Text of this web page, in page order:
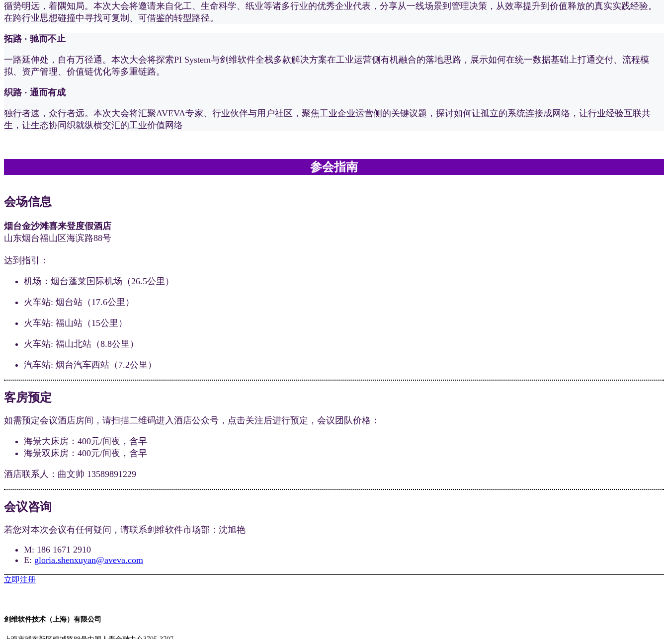
循势明远，着隅知局。本次大会将邀请来自化工、生命科学、纸业等诸多行业的优秀企业代表，分享从一线场景到管理决策，从效率提升到价值释放的真实实践经验。
在跨行业思想碰撞中寻找可复制、可借鉴的转型路径。
拓路 · 驰而不止
一路延伸处，自有万径通。本次大会将探索PI System与剑维软件全栈多款解决方案在工业运营侧有机融合的落地思路，展示如何在统一数据基础上打通交付、流程模
拟、资产管理、价值链优化等多重链路。
织路 · 通而有成
独行者速，众行者远。本次大会将汇聚AVEVA专家、行业伙伴与用户社区，聚焦工业企业运营侧的关键议题，探讨如何让孤立的系统连接成网络，让行业经验互联共
生，让生态协同织就纵横交汇的工业价值网络
参会指南
会场信息
烟台金沙滩喜来登度假酒店
山东烟台福山区海滨路88号
达到指引：
机场：烟台蓬莱国际机场（26.5公里）
火车站: 烟台站（17.6公里）
火车站: 福山站（15公里）
火车站: 福山北站（8.8公里）
汽车站: 烟台汽车西站（7.2公里）
客房预定
如需预定会议酒店房间，请扫描二维码进入酒店公众号，点击关注后进行预定，会议团队价格：
海景大床房：400元/间夜，含早
海景双床房：400元/间夜，含早
酒店联系人：曲文帅 13589891229
会议咨询
若您对本次会议有任何疑问，请联系剑维软件市场部：沈旭艳
M: 186 1671 2910
E: gloria.shenxuyan@aveva.com
立即注册
剑维软件技术（上海）有限公司